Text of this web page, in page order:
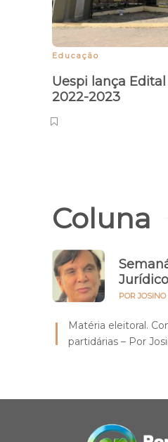
Educação
Uespi lança
2022-2023
Coluna
Jurídico
POR
Matéria eleitoral.
partidárias – Por